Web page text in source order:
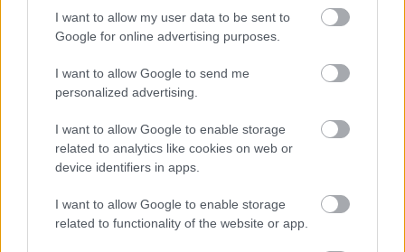
I want to allow my user data to be sent to
Google for online advertising purposes.
I want to allow Google to send me
personalized advertising.
I want to allow Google to enable storage
related to analytics like cookies on web or
device identifiers in apps.
I want to allow Google to enable storage
related to functionality of the website or app.
Újabb két játékos távozását jelentette be az Újpest
Riccardo Piscitelli szerződését nem hosszabbította meg az Újpest,
míg Nejc Gradisar kölcsönszerződésének lejártával visszatér az Al-
2026.06.30.